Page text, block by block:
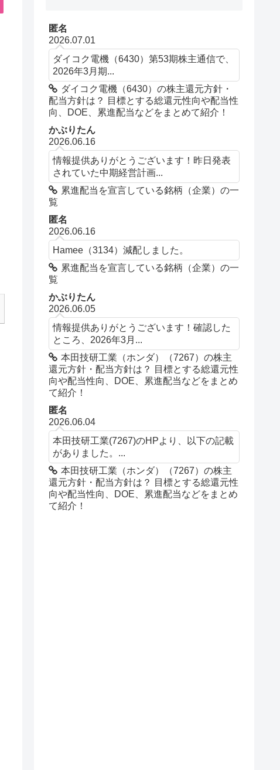
匿名
2026.07.01
ダイコク電機（6430）第53期株主通信で、
2026年3月期...
ダイコク電機（6430）の株主還元方針・
配当方針は？ 目標とする総還元性向や配当性
向、DOE、累進配当などをまとめて紹介！
かぶりたん
2026.06.16
情報提供ありがとうございます！昨日発表
されていた中期経営計画...
累進配当を宣言している銘柄（企業）の一
覧
匿名
2026.06.16
Hamee（3134）減配しました。
累進配当を宣言している銘柄（企業）の一
覧
かぶりたん
2026.06.05
情報提供ありがとうございます！確認した
ところ、2026年3月...
本田技研工業（ホンダ）（7267）の株主
還元方針・配当方針は？ 目標とする総還元性
向や配当性向、DOE、累進配当などをまとめ
て紹介！
匿名
2026.06.04
本田技研工業(7267)のHPより、以下の記載
がありました。...
本田技研工業（ホンダ）（7267）の株主
還元方針・配当方針は？ 目標とする総還元性
向や配当性向、DOE、累進配当などをまとめ
て紹介！